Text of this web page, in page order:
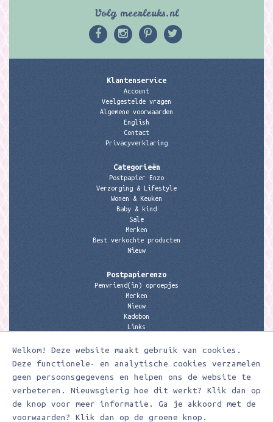
Welkom! Deze website maakt gebruik van cookies.
Deze functionele- en analytische cookies verzamelen
geen persoonsgegevens en helpen ons de website te
verbeteren. Nieuwsgierig hoe dit werkt? Klik dan op
de knop voor meer informatie. Ga je akkoord met de
voorwaarden? Klik dan op de groene knop.
Volg meerleuks.nl
Klantenservice
Account
Veelgestelde vragen
Algemene voorwaarden
English
Contact
Privacyverklaring
Categorieën
Postpapier Enzo
Verzorging & Lifestyle
Wonen & Keuken
Baby & kind
Sale
Merken
Best verkochte producten
Nieuw
Postpapierenzo
Penvriend(in) oproepjes
Merken
Nieuw
Kadobon
Links
Contactgegevens
Meerleuks
anita@meerleuks.nl
06 – 107 163 36
KVK nummer: 58807179
BTW nummer: 853190859B01